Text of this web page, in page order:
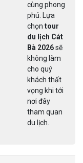
cùng phong
phú. Lựa
chọn tour
du lịch Cát
Bà 2026sẽ
không làm
cho quý
khách thất
vọng khi tới
nơi đây
tham quan
du lịch.